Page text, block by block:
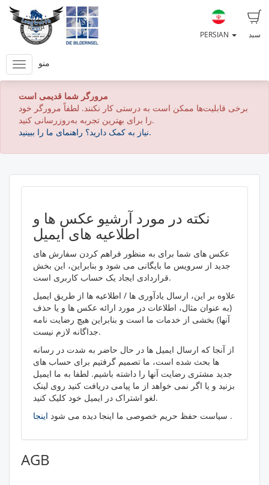
سبد PERSIAN
منو
مرورگر شما قدیمی است
برخی قابلیت‌ها ممکن است به درستی کار نکنند. لطفاً مرورگر خود
را برای بهترین تجربه به‌روزرسانی کنید.
نیاز به کمک دارید؟ راهنمای ما را ببینید.
نکته در مورد آرشیو عکس ها و
اطلاعیه های ایمیل
عکس های شما برای به منظور فراهم کردن سفارش های
جدید از سرویس ما بایگانی می شود و بنابراین، این بخش
قراردادی ایجاد یک حساب کاربری است.
علاوه بر این، ارسال یادآوری ها / اطلاعیه ها از طریق ایمیل
(به عنوان مثال، اطلاعات در مورد ارائه عکس ها و یا حذف
آنها) بخشی از خدمات ما است و بنابراین هیچ رضایت نامه
جداگانه لازم نیست.
از آنجا که ارسال ایمیل ها در حال حاضر به شدت در رسانه
ها بحث شده است، ما تصمیم گرفتیم برای حساب های
جدید مشتری رضایت آنها را داشته باشیم. لطفا به ما ایمیل
بزنید و یا اگر نمی خواهد از ما پیامی دریافت کنید روی لینک
لغو اشتراک در ایمیل خود کلیک کنید.
سیاست حفظ حریم خصوصی ما اینجا دیده می شود اینجا .
AGB